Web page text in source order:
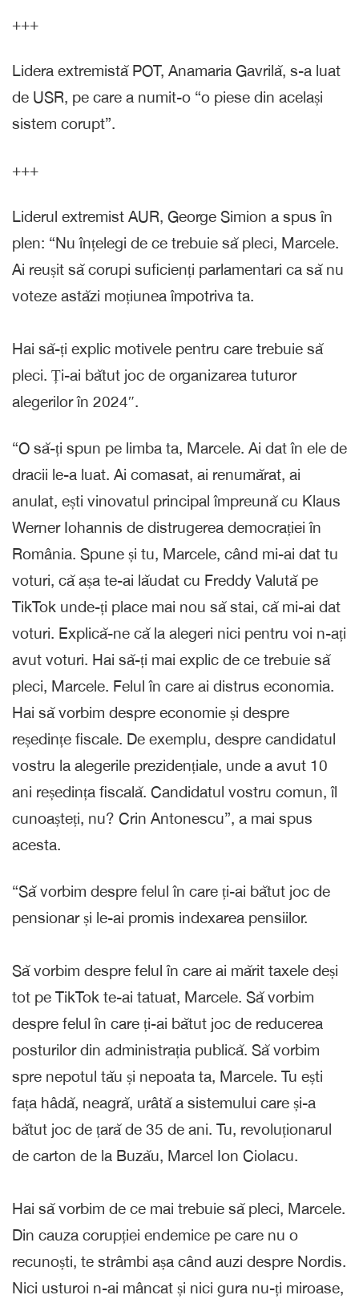
+++
Lidera extremistă POT, Anamaria Gavrilă, s-a luat
de USR, pe care a numit-o “o piese din același
sistem corupt”.
+++
Liderul extremist AUR, George Simion a spus în
plen: “Nu înțelegi de ce trebuie să pleci, Marcele.
Ai reușit să corupi suficienți parlamentari ca să nu
voteze astăzi moțiunea împotriva ta.
Hai să-ți explic motivele pentru care trebuie să
pleci. Ți-ai bătut joc de organizarea tuturor
alegerilor în 2024″.
“O să-ți spun pe limba ta, Marcele. Ai dat în ele de
dracii le-a luat. Ai comasat, ai renumărat, ai
anulat, ești vinovatul principal împreună cu Klaus
Werner Iohannis de distrugerea democrației în
România. Spune și tu, Marcele, când mi-ai dat tu
voturi, că așa te-ai lăudat cu Freddy Valută pe
TikTok unde-ți place mai nou să stai, că mi-ai dat
voturi. Explică-ne că la alegeri nici pentru voi n-ați
avut voturi. Hai să-ți mai explic de ce trebuie să
pleci, Marcele. Felul în care ai distrus economia.
Hai să vorbim despre economie și despre
reședințe fiscale. De exemplu, despre candidatul
vostru la alegerile prezidențiale, unde a avut 10
ani reședința fiscală. Candidatul vostru comun, îl
cunoașteți, nu? Crin Antonescu”, a mai spus
acesta.
“Să vorbim despre felul în care ți-ai bătut joc de
pensionar și le-ai promis indexarea pensiilor.
Să vorbim despre felul în care ai mărit taxele deși
tot pe TikTok te-ai tatuat, Marcele. Să vorbim
despre felul în care ți-ai bătut joc de reducerea
posturilor din administrația publică. Să vorbim
spre nepotul tău și nepoata ta, Marcele. Tu ești
fața hâdă, neagră, urâtă a sistemului care și-a
bătut joc de țară de 35 de ani. Tu, revoluționarul
de carton de la Buzău, Marcel Ion Ciolacu.
Hai să vorbim de ce mai trebuie să pleci, Marcele.
Din cauza corupției endemice pe care nu o
recunoști, te strâmbi așa când auzi despre Nordis.
Nici usturoi n-ai mâncat și nici gura nu-ți miroase,